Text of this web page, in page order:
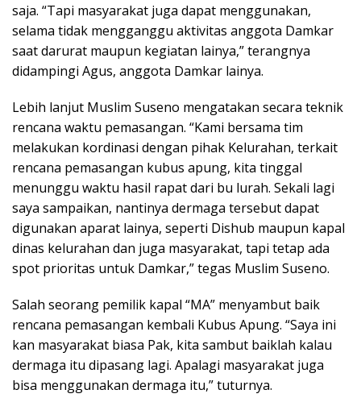
saja. “Tapi masyarakat juga dapat menggunakan,
selama tidak mengganggu aktivitas anggota Damkar
saat darurat maupun kegiatan lainya,” terangnya
didampingi Agus, anggota Damkar lainya.
Lebih lanjut Muslim Suseno mengatakan secara teknik
rencana waktu pemasangan. “Kami bersama tim
melakukan kordinasi dengan pihak Kelurahan, terkait
rencana pemasangan kubus apung, kita tinggal
menunggu waktu hasil rapat dari bu lurah. Sekali lagi
saya sampaikan, nantinya dermaga tersebut dapat
digunakan aparat lainya, seperti Dishub maupun kapal
dinas kelurahan dan juga masyarakat, tapi tetap ada
spot prioritas untuk Damkar,” tegas Muslim Suseno.
Salah seorang pemilik kapal “MA” menyambut baik
rencana pemasangan kembali Kubus Apung. “Saya ini
kan masyarakat biasa Pak, kita sambut baiklah kalau
dermaga itu dipasang lagi. Apalagi masyarakat juga
bisa menggunakan dermaga itu,” tuturnya.